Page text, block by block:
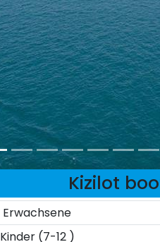
Kizilot
Erwachsene
Kinder (7-12 )